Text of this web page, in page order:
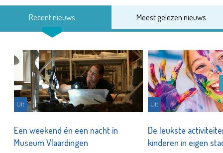
Recent nieuws Meest gelezen nieuws
Uit
Een weekend én een nacht in
Museum Vlaardingen
Uit
De leukste
kinderen in eigen